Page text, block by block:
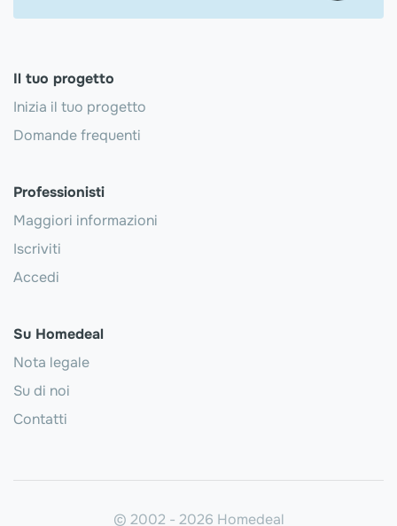
Il tuo progetto
Inizia il tuo progetto
Domande frequenti
Professionisti
Maggiori informazioni
Iscriviti
Accedi
Su Homedeal
Nota legale
Su di noi
Contatti
© 2002 - 2026 Homedeal